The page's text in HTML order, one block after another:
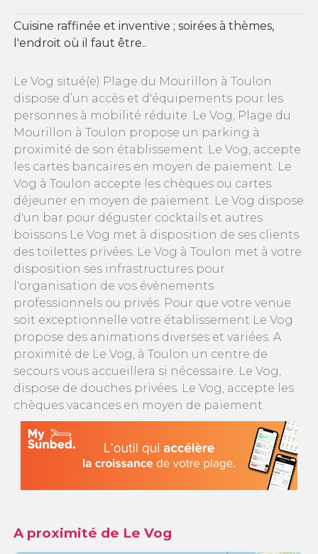
Cuisine raffinée et inventive ; soirées à thèmes,
l'endroit où il faut être..
Le Vog situé(e) Plage du Mourillon à Toulon
dispose d’un accès et d'équipements pour les
personnes à mobilité réduite. Le Vog, Plage du
Mourillon à Toulon propose un parking à
proximité de son établissement. Le Vog, accepte
les cartes bancaires en moyen de paiement. Le
Vog à Toulon accepte les chèques ou cartes
déjeuner en moyen de paiement. Le Vog dispose
d'un bar pour déguster cocktails et autres
boissons Le Vog met à disposition de ses clients
des toilettes privées. Le Vog à Toulon met à votre
disposition ses infrastructures pour
l'organisation de vos évènements
professionnels ou privés. Pour que votre venue
soit exceptionnelle votre établissement Le Vog
propose des animations diverses et variées. A
proximité de Le Vog, à Toulon un centre de
secours vous accueillera si nécessaire. Le Vog,
dispose de douches privées. Le Vog, accepte les
chèques vacances en moyen de paiement.
A proximité de Le Vog